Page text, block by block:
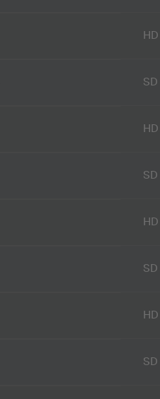
HD
SD
HD
SD
HD
SD
HD
SD